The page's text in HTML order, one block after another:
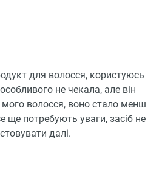
для волосся, користуюсь
не чекала, але він
мого волосся, воно стало менш
ще потребують уваги, засіб не
далі.